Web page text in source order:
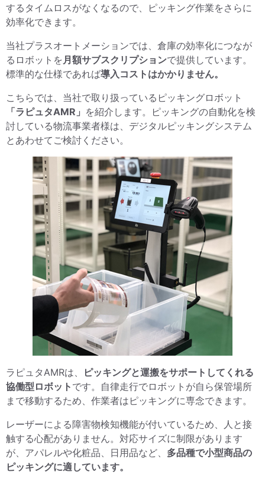
するタイムロスがなくなるので、ピッキング作業をさらに
効率化できます。
当社プラスオートメーションでは、倉庫の効率化につなが
るロボットを 月額サブスクリプションで提供しています。
標準的な仕様であれば導入コストはかかりません。
こちらでは、当社で取り扱っているピッキングロボット
「ラピュタAMR」 を紹介します。ピッキングの自動化を検
討している物流事業者様は、デジタルピッキングシステム
とあわせてご検討ください。
ラピュタAMRは、
ピッキングと運搬をサポートしてくれる
協働型ロボット です。自律走行でロボットが自ら保管場所
まで移動するため、作業者はピッキングに専念できます。
レーザーによる障害物検知機能が付いているため、人と接
触する心配がありません。対応サイズに制限があります
が、アパレルや化粧品、日用品など、 多品種で小型商品の
ピッキングに適しています。